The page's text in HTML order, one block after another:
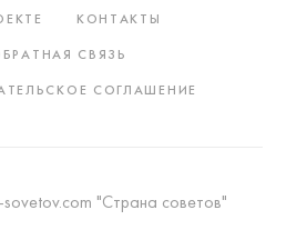
КОНТАКТЫ
СВЯЗЬ
СОГЛАШЕНИЕ
"Страна советов"